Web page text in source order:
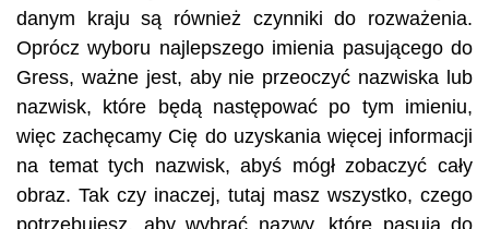
danym kraju są również czynniki do rozważenia.
Oprócz wyboru najlepszego imienia pasującego do
Gress, ważne jest, aby nie przeoczyć nazwiska lub
nazwisk, które będą następować po tym imieniu,
więc zachęcamy Cię do uzyskania więcej informacji
na temat tych nazwisk, abyś mógł zobaczyć cały
obraz. Tak czy inaczej, tutaj masz wszystko, czego
potrzebujesz, aby wybrać nazwy, które pasują do